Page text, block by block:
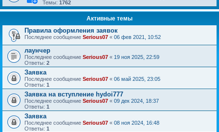
Темы: 1762
Активные темы
Правила оформления заявок
Последнее сообщение Serious07 « 06 фев 2021, 10:52
лаунчер
Последнее сообщение Serious07 « 19 ноя 2025, 22:59
Ответы: 2
Заявка
Последнее сообщение Serious07 « 06 май 2025, 23:05
Ответы: 1
Заявка на вступление hydoi777
Последнее сообщение Serious07 « 09 дек 2024, 18:37
Ответы: 1
Заявка
Последнее сообщение Serious07 « 08 ноя 2024, 16:48
Ответы: 1